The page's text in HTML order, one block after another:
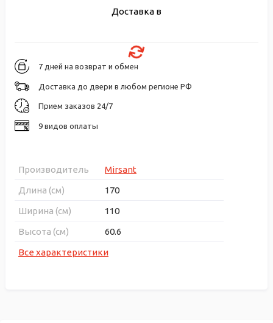
Доставка в
7 дней на возврат и обмен
Доставка до двери в любом регионе РФ
Прием заказов 24/7
9 видов оплаты
Производитель
Mirsant
Длина (см)
170
Ширина (см)
110
Высота (см)
60.6
Все характеристики